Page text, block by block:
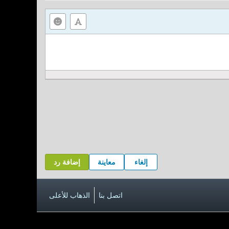
إضافة رد معاينة إلغاء
اتصل بنا الذهاب للأعلى